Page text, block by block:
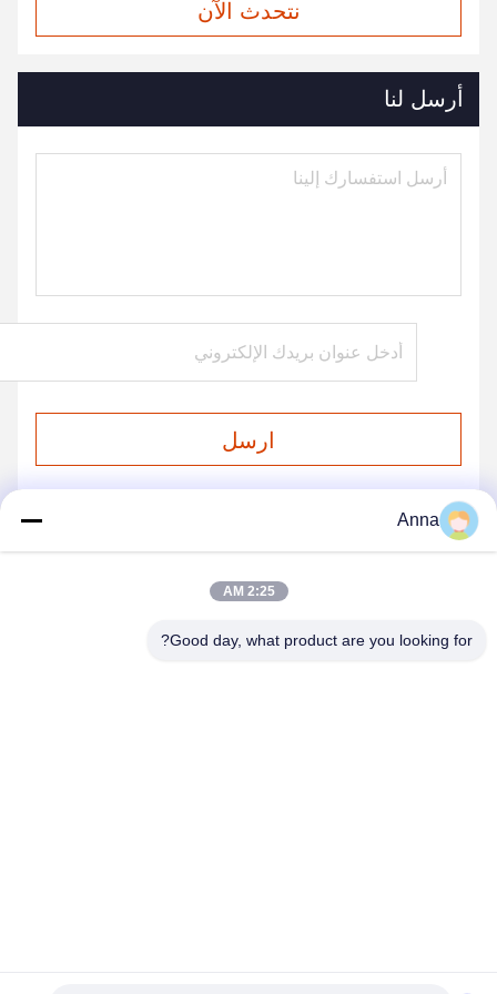
نتحدث الآن
أرسل لنا
ارسل
منتجاتنا
Anna
2:25 AM
Good day, what product are you looking for?